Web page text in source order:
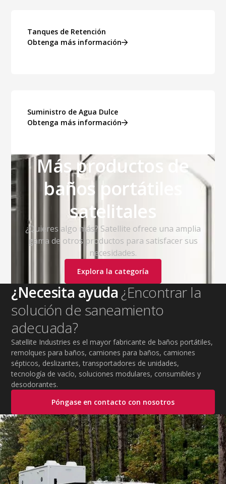
Tanques de Retención
Obtenga más información
Suministro de Agua Dulce
Obtenga más información
Más productos de
baños portátiles
satelitales
¿Quieres algo más? Satellite ofrece una amplia
gama de otros productos para satisfacer sus
necesidades.
Explora la categoría
¿Necesita ayuda¿Encontrar la
solución de saneamiento
adecuada?
Satellite Industries es el mayor fabricante de baños portátiles,
remolques para baños, camiones para baños, camiones
sépticos, deslizantes, transportadores de unidades,
tecnología de vacío, soluciones modulares, consumibles y
desodorantes.
Póngase en contacto con nosotros